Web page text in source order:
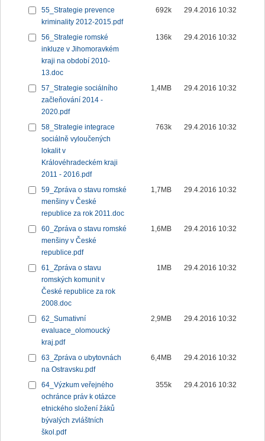
55_Strategie prevence
kriminality 2012-2015.pdf
692k 29.4.2016 10:32
56_Strategie romské
inkluze v Jihomoravkém
kraji na období 2010-
13.doc
136k 29.4.2016 10:32
57_Strategie sociálního
začleňování 2014 -
2020.pdf
1,4MB 29.4.2016 10:32
58_Strategie integrace
sociálně vyloučených
lokalit v
Královéhradeckém kraji
2011 - 2016.pdf
763k 29.4.2016 10:32
59_Zpráva o stavu romské
menšiny v České
republice za rok 2011.doc
1,7MB 29.4.2016 10:32
60_Zpráva o stavu romské
menšiny v České
republice.pdf
1,6MB 29.4.2016 10:32
61_Zpráva o stavu
romských komunit v
České republice za rok
2008.doc
1MB 29.4.2016 10:32
62_Sumativní
evaluace_olomoucký
kraj.pdf
2,9MB 29.4.2016 10:32
63_Zpráva o ubytovnách
na Ostravsku.pdf
6,4MB 29.4.2016 10:32
64_Výzkum veřejného
ochránce práv k otázce
etnického složení žáků
bývalých zvláštních
škol.pdf
355k 29.4.2016 10:32